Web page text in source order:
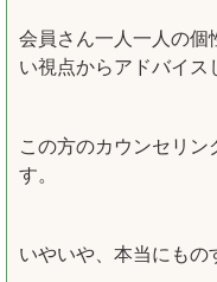
会員さん一人一人の個
い視点からアドバイス
この方のカウンセリン
す。
いやいや、本当にもの